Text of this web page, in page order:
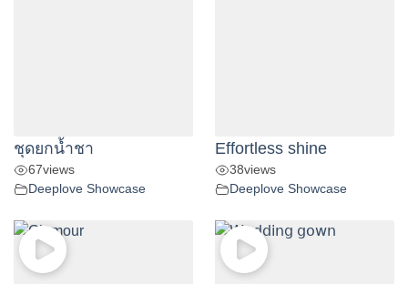
ชุดยกน้ำชา
67views
Deeplove Showcase
Effortless shine
38views
Deeplove Showcase